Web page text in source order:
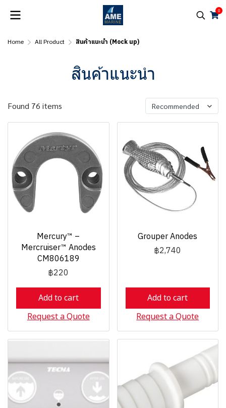
0
Home All Product สินค้าแนะนำ (Mock up)
สินค้าแนะนำ
Found 76 items Recommended
Mercury™ –
Mercruiser™ Anodes
CM806189
฿220
Add to cart
Request a Quote
Grouper Anodes
฿2,740
Add to cart
Request a Quote